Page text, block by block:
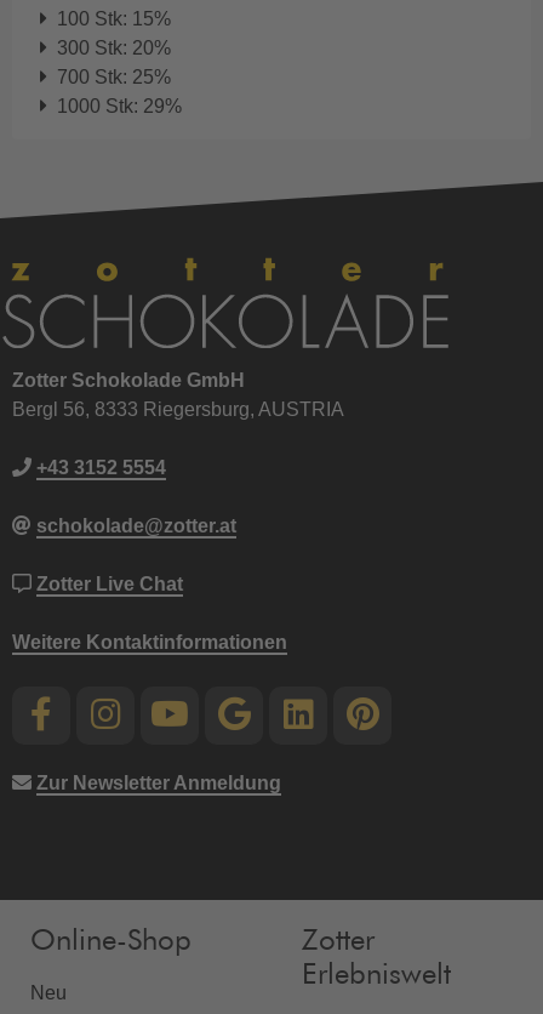
100 Stk: 15%
300 Stk: 20%
700 Stk: 25%
1000 Stk: 29%
Zotter Schokolade GmbH
Bergl 56, 8333 Riegersburg, AUSTRIA
+43 3152 5554
schokolade@zotter.at
Zotter Live Chat
Weitere Kontaktinformationen
Zur Newsletter Anmeldung
Online-Shop
Neu
Zotter
Erlebniswelt